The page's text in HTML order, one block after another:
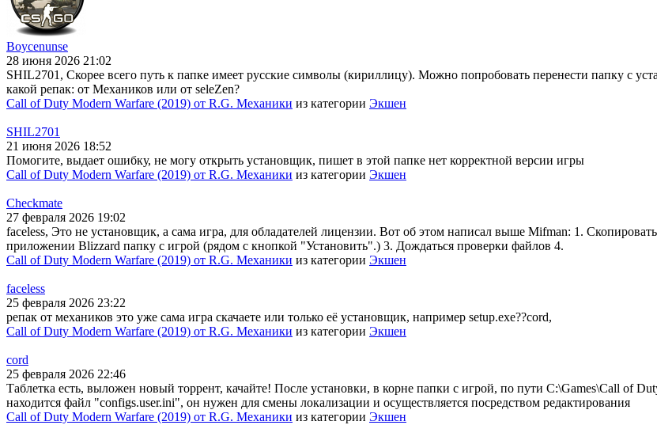
Boycenunse
28 июня 2026 21:02
SHIL2701, Скорее всего путь к папке имеет русские символы (кириллицу). Можно попробовать перенести папку с
какой репак: от Механиков или от seleZen?
Call of Duty Modern Warfare (2019) от R.G. Механики из категории Экшен
SHIL2701
21 июня 2026 18:52
Помогите, выдает ошибку, не могу открыть установщик, пишет в этой папке нет корректной версии игры
Call of Duty Modern Warfare (2019) от R.G. Механики из категории Экшен
Checkmate
27 февраля 2026 19:02
faceless, Это не установщик, а сама игра, для обладателей лицензии. Вот об этом написал выше Mifman: 1.
приложении Blizzard папку с игрой (рядом с кнопкой "Установить".) 3. Дождаться проверки файлов 4.
Call of Duty Modern Warfare (2019) от R.G. Механики из категории Экшен
faceless
25 февраля 2026 23:22
репак от механиков это уже сама игра скачаете или только её установщик, например setup.exe??cord,
Call of Duty Modern Warfare (2019) от R.G. Механики из категории Экшен
cord
25 февраля 2026 22:46
Таблетка есть, выложен новый торрент, качайте! После установки, в корне папки с игрой, по пути C:\Games\Call of
находится файл "configs.user.ini", он нужен для смены локализации и осуществляется посредством редактирования
Call of Duty Modern Warfare (2019) от R.G. Механики из категории Экшен